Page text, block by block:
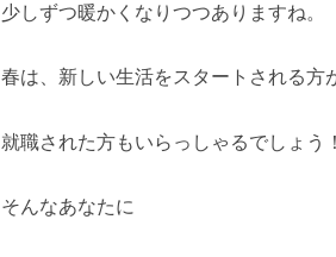
少しずつ暖かくなりつつありますね。
春は、新しい生活をスタートされる方
就職された方もいらっしゃるでしょう！
そんなあなたに